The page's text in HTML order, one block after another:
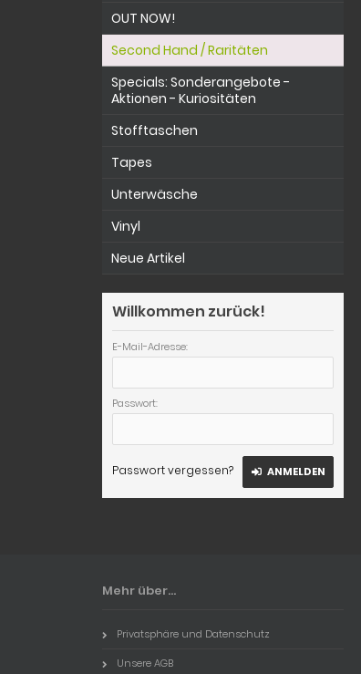
OUT NOW!
Second Hand / Raritäten
Specials: Sonderangebote -
Aktionen - Kuriositäten
Stofftaschen
Tapes
Unterwäsche
Vinyl
Neue Artikel
Willkommen zurück!
E-Mail-Adresse:
Passwort:
Passwort vergessen? ANMELDEN
Mehr über...
Privatsphäre und Datenschutz
Unsere AGB